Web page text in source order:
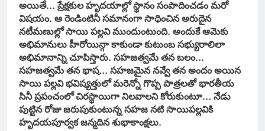
అయితే… ప్రేక్షకుల హృదయాల్లో స్థానం సంపాదించడం మరో
విషయం. ఆ రెండింటినీ సమానంగా సాధించిన అరుదైన
నటీమణుల్లో సాయి పల్లవి ముందుంటుంది. అందుకే ఆమెకు
అభిమానులు హీరోయిన్గా కాకుండా కుటుంబ సభ్యురాలిలా
అభిమానాన్ని చూపిస్తారు. సహజత్వమే తన బలం…
సహజత్వమే తన భాష… సహజమైన నవ్వే తన అందం అయిన
సాయి పల్లవి భవిష్యత్తులో మరెన్నో గొప్ప పాత్రలతో భారతీయ
సినీ ప్రపంచంలో చిరస్థాయిగా నిలవాలని కోరుకుంటూ… నేడు
పుట్టిన రోజు జరుపుకుంటున్న సహజ నటి సాయిపల్లవికి
హృదయపూర్వక జన్మదిన శుభాకాంక్షలు.